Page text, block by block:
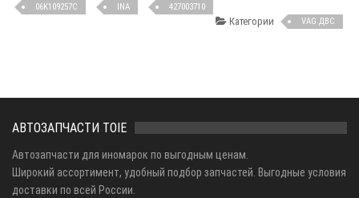
06K109257C
INA 427003710
Категории VAG ДВС
АВТОЗАПЧАСТИ TOIE
Автозапчасти для иномарок по выгодным ценам.
Широкий ассортимент, удобный подбор запчастей. Выгодные условия
доставки по всей России.